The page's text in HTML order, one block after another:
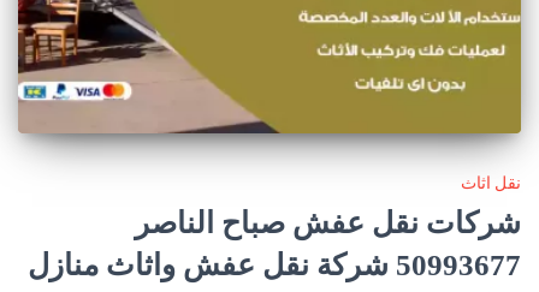
نقل اثاث
شركات نقل عفش صباح الناصر
50993677 شركة نقل عفش واثاث منازل